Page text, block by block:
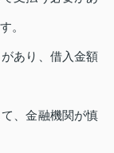
。
あり、借入金額
、金融機関が慎